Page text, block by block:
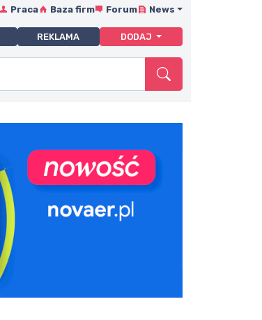
Praca Baza firm Forum News
REKLAMA DODAJ